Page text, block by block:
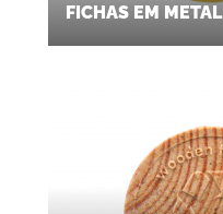
FICHAS EM METAL